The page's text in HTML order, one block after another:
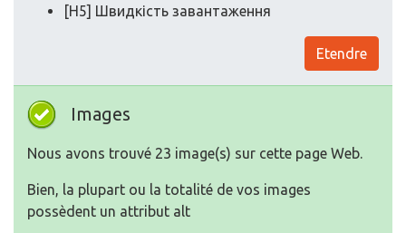
[H5] Швидкість завантаження
Etendre
Images
Nous avons trouvé 23 image(s) sur cette page Web.
Bien, la plupart ou la totalité de vos images
possèdent un attribut alt